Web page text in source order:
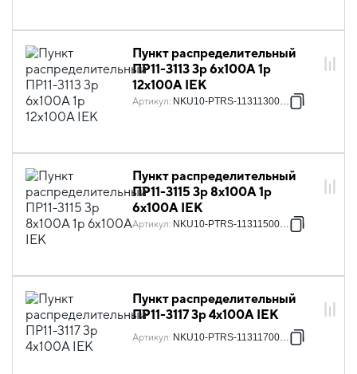
Пункт распределительный
ПР11-3113 3p 6х100А 1p
12х100А IEK
Артикул: NKU10-PTRS-11311300-01
Пункт распределительный
ПР11-3115 3p 8х100А 1p
6х100А IEK
Артикул: NKU10-PTRS-11311500-01
Пункт распределительный
ПР11-3117 3p 4х100А IEK
Артикул: NKU10-PTRS-11311700-01